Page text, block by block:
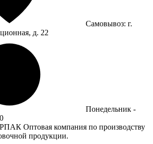
Самовывоз: г.
д. 22
Понедельник -
Оптовая компания по производству
продукции.